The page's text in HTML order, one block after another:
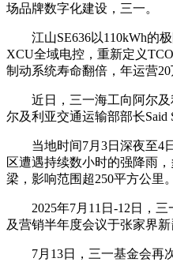
场品牌数字化建设，三一。
江山SE636以110kWh的极
XCU全域电控，重新定义
制动系统寿命翻倍，年运营20
近日，三一海工向阿尔及
尔及利亚交通运输部部长Said
当地时间7月3日深夜至4
区遭遇持续数小时的强降雨
梁，影响范围超250平方公里。
2025年7月11日-12日‌，三
及营销半年度会议于张家界新
7月13日，三一基金会再